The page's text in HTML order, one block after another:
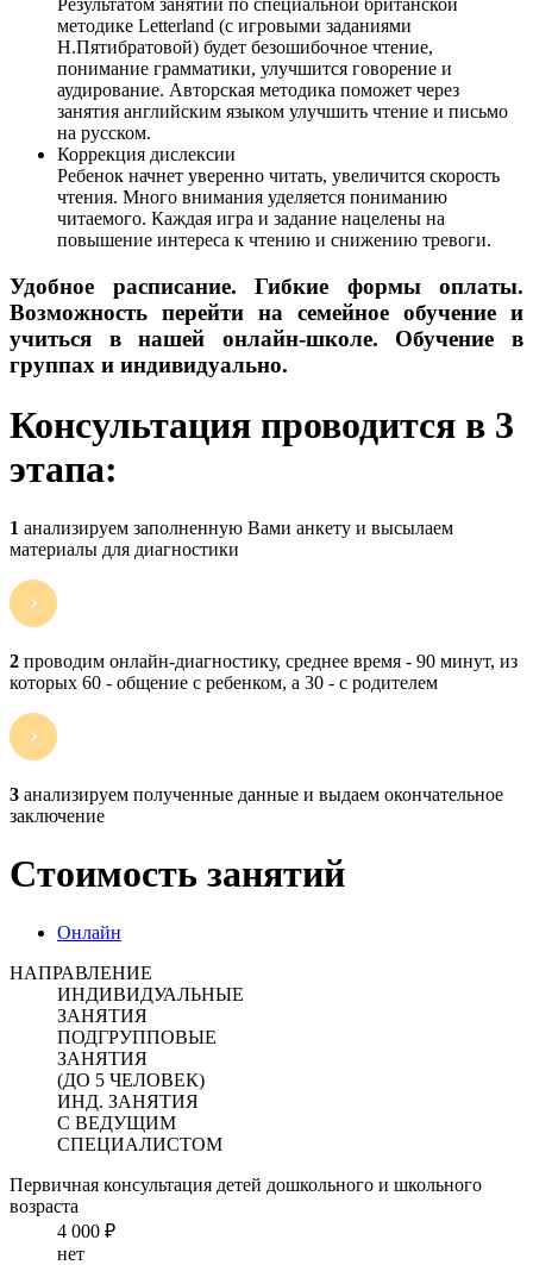
Результатом занятий по специальной британской
методике Letterland (с игровыми заданиями
Н.Пятибратовой) будет безошибочное чтение,
понимание грамматики, улучшится говорение и
аудирование. Авторская методика поможет через
занятия английским языком улучшить чтение и письмо
на русском.
Коррекция дислексии
Ребенок начнет уверенно читать, увеличится скорость
чтения. Много внимания уделяется пониманию
читаемого. Каждая игра и задание нацелены на
повышение интереса к чтению и снижению тревоги.
Удобное расписание. Гибкие формы оплаты.
Возможность перейти на семейное обучение и
учиться в нашей онлайн-школе. Обучение в
группах и индивидуально.
Консультация проводится в 3
этапа:
1 анализируем заполненную Вами анкету и высылаем
материалы для диагностики
2 проводим онлайн-диагностику, среднее время - 90 минут, из
которых 60 - общение с ребенком, а 30 - с родителем
3 анализируем полученные данные и выдаем окончательное
заключение
Стоимость занятий
Онлайн
НАПРАВЛЕНИЕ
ИНДИВИДУАЛЬНЫЕ
ЗАНЯТИЯ
ПОДГРУППОВЫЕ
ЗАНЯТИЯ
(ДО 5 ЧЕЛОВЕК)
ИНД. ЗАНЯТИЯ
С ВЕДУЩИМ
СПЕЦИАЛИСТОМ
Первичная консультация детей дошкольного и школьного
возраста
4 000 ₽
нет